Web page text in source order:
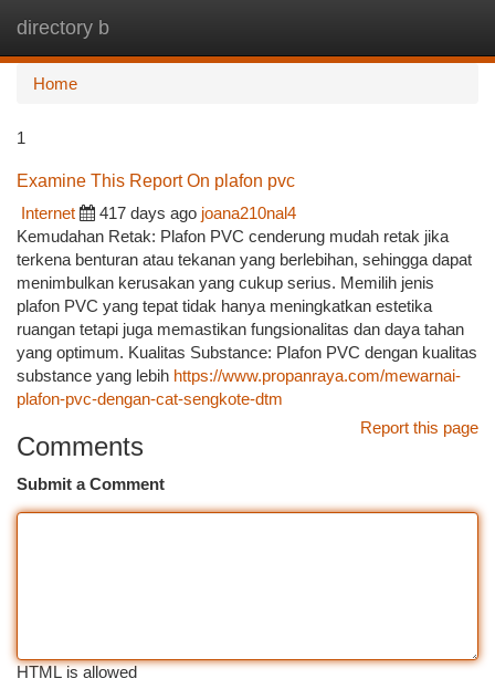
directory b
Home
1
Examine This Report On plafon pvc
Internet
417 days ago joana210nal4
Kemudahan Retak: Plafon PVC cenderung mudah retak jika
terkena benturan atau tekanan yang berlebihan, sehingga dapat
menimbulkan kerusakan yang cukup serius. Memilih jenis
plafon PVC yang tepat tidak hanya meningkatkan estetika
ruangan tetapi juga memastikan fungsionalitas dan daya tahan
yang optimum. Kualitas Substance: Plafon PVC dengan kualitas
substance yang lebih https://www.propanraya.com/mewarnai-
plafon-pvc-dengan-cat-sengkote-dtm
Report this page
Comments
Submit a Comment
HTML is allowed